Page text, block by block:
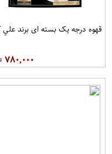
قهوه درجه یک بسته ای برند علي
۷۸۰,۰۰۰